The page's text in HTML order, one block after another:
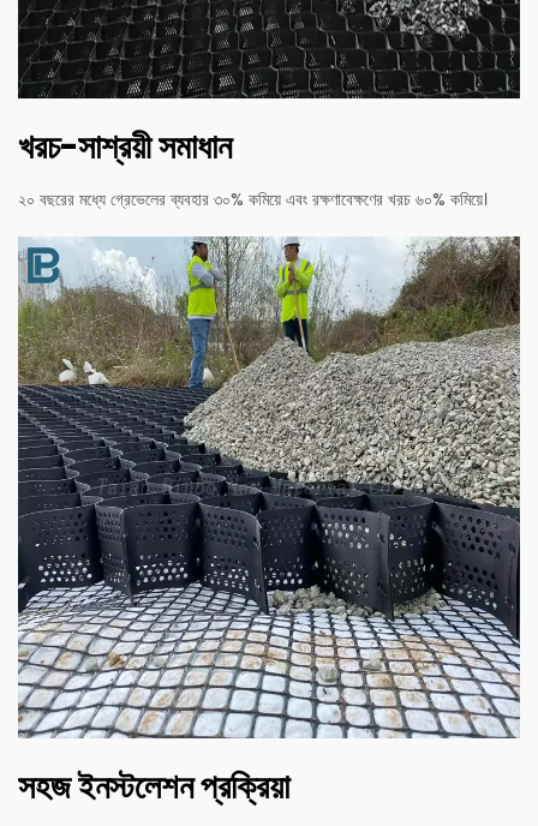
খরচ-সাশ্রয়ী সমাধান
২০ বছরের মধ্যে গ্রেভেলের ব্যবহার ৩০% কমিয়ে এবং রক্ষণাবেক্ষণের খরচ ৬০% কমিয়ে।
সহজ ইনস্টলেশন প্রক্রিয়া